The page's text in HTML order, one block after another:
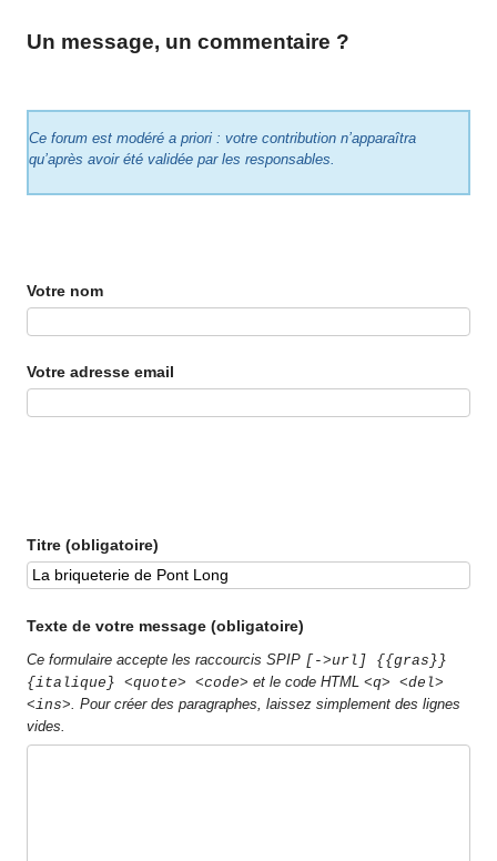
Un message, un commentaire ?
Ce forum est modéré a priori : votre contribution n’apparaîtra
qu’après avoir été validée par les responsables.
Votre nom
Votre adresse email
Titre (obligatoire)
Texte de votre message (obligatoire)
Ce formulaire accepte les raccourcis SPIP [->url] {{gras}}
{italique} <quote> <code> et le code HTML<q> <del>
<ins>. Pour créer des paragraphes, laissez simplement des lignes
vides.